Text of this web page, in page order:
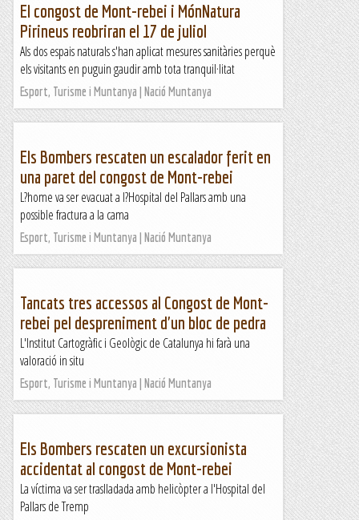
El congost de Mont-rebei i MónNatura
Pirineus reobriran el 17 de juliol
Als dos espais naturals s'han aplicat mesures sanitàries perquè
els visitants en puguin gaudir amb tota tranquil·litat
Esport, Turisme i Muntanya | Nació Muntanya
Els Bombers rescaten un escalador ferit en
una paret del congost de Mont-rebei
L?home va ser evacuat a l?Hospital del Pallars amb una
possible fractura a la cama
Esport, Turisme i Muntanya | Nació Muntanya
Tancats tres accessos al Congost de Mont-
rebei pel despreniment d'un bloc de pedra
L'Institut Cartogràfic i Geològic de Catalunya hi farà una
valoració in situ
Esport, Turisme i Muntanya | Nació Muntanya
Els Bombers rescaten un excursionista
accidentat al congost de Mont-rebei
La víctima va ser traslladada amb helicòpter a l'Hospital del
Pallars de Tremp